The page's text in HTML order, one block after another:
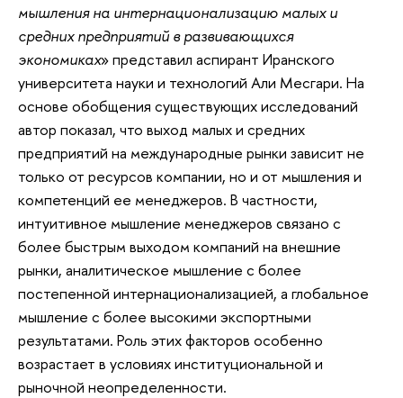
мышления на интернационализацию малых и
средних предприятий в развивающихся
экономиках» представил аспирант Иранского
университета науки и технологий Али Месгари. На
основе обобщения существующих исследований
автор показал, что выход малых и средних
предприятий на международные рынки зависит не
только от ресурсов компании, но и от мышления и
компетенций ее менеджеров. В частности,
интуитивное мышление менеджеров связано с
более быстрым выходом компаний на внешние
рынки, аналитическое мышление с более
постепенной интернационализацией, а глобальное
мышление с более высокими экспортными
результатами. Роль этих факторов особенно
возрастает в условиях институциональной и
рыночной неопределенности.